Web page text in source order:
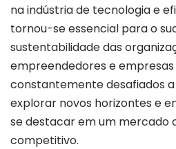
na indústria de tecnologia e
tornou-se essencial para o
sustentabilidade das
empreendedores e
constantemente desafiados
explorar novos horizontes e
se destacar em um mercado
competitivo.